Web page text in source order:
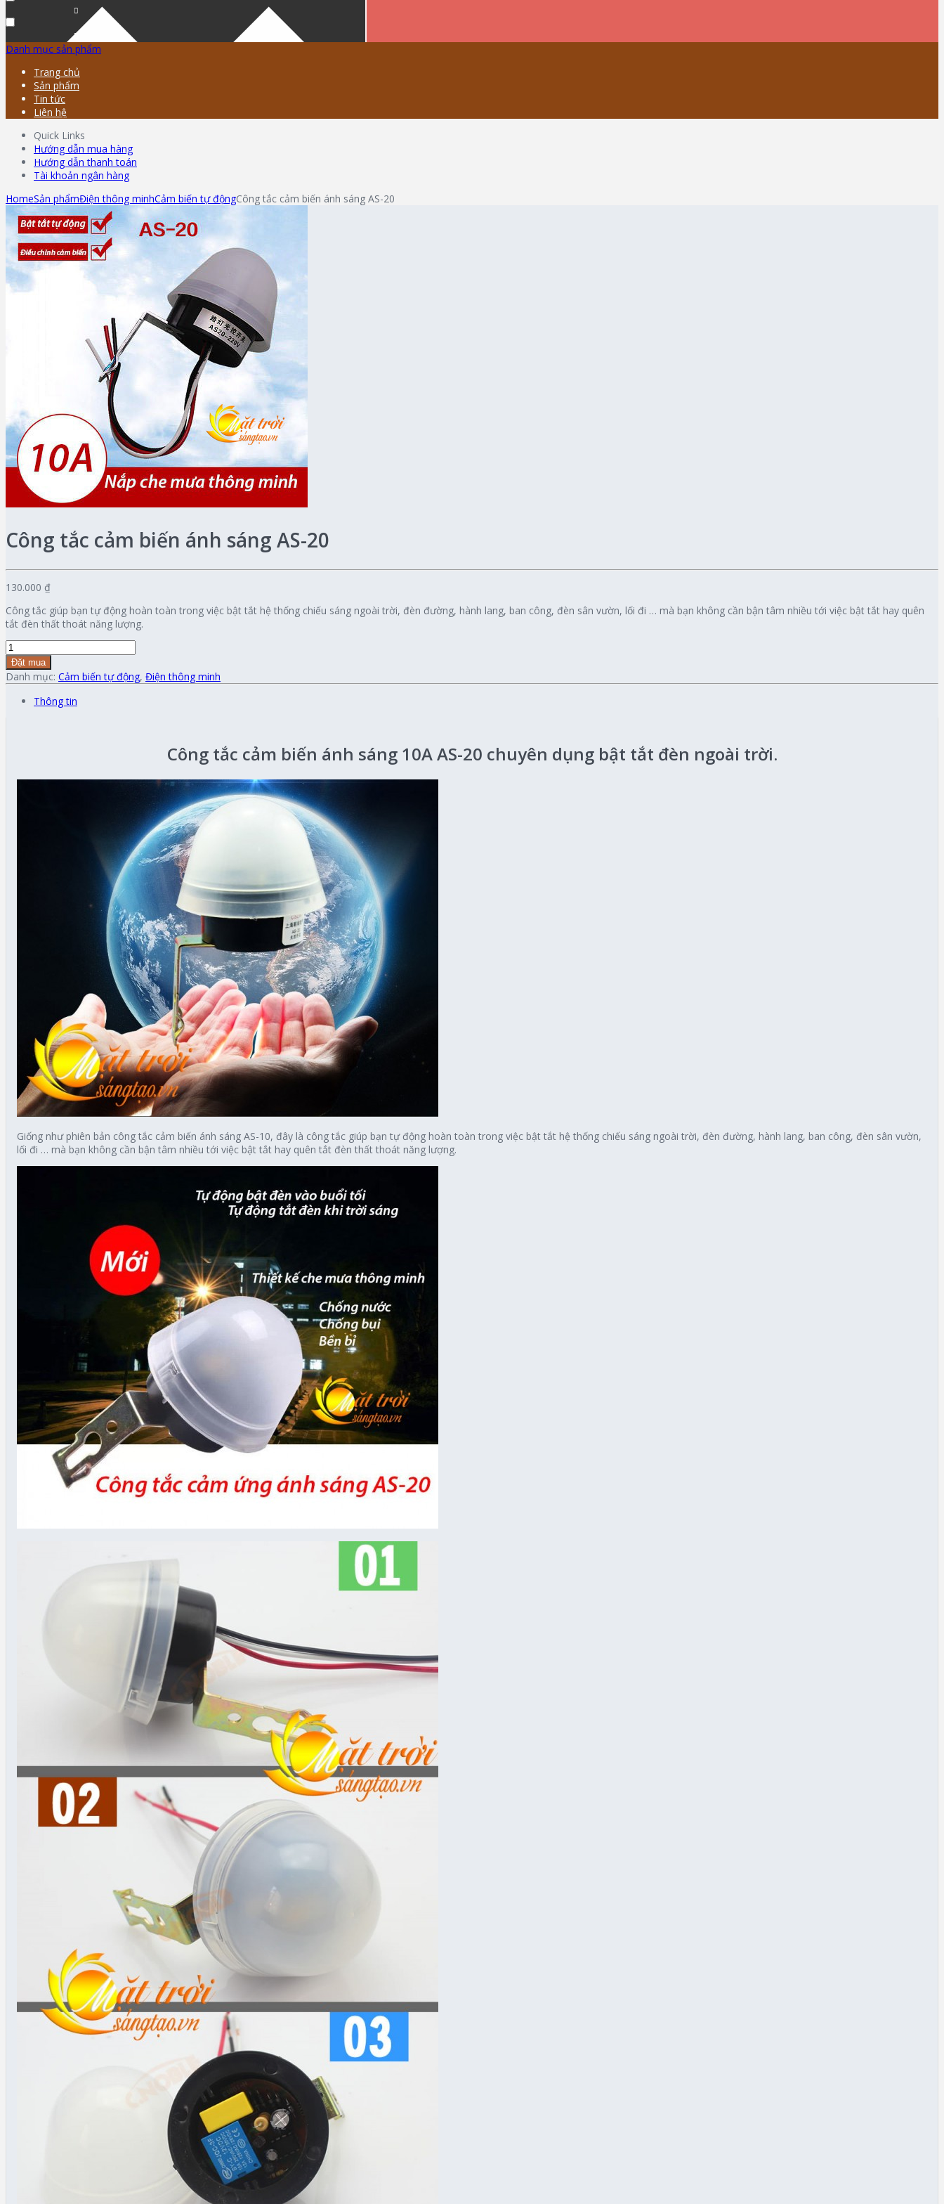
Danh mục sản phẩm
Trang chủ
Sản phẩm
Tin tức
Liên hệ
Quick Links
Hướng dẫn mua hàng
Hướng dẫn thanh toán
Tài khoản ngân hàng
HomeSản phẩmĐiện thông minhCảm biến tự độngCông tắc cảm biến ánh sáng AS-20
Công tắc cảm biến ánh sáng AS-20
130.000 ₫
Công tắc giúp bạn tự động hoàn toàn trong việc bật tắt hệ thống chiếu sáng ngoài trời, đèn đường, hành lang, ban công, đèn sân vườn, lối đi … mà bạn không cần bận tâm nhiều tới việc bật tắt hay quên
tắt đèn thất thoát năng lượng.
Đặt mua
Danh mục: Cảm biến tự động, Điện thông minh
Thông tin
Công tắc cảm biến ánh sáng 10A AS-20 chuyên dụng bật tắt đèn ngoài trời.
Giống như phiên bản công tắc cảm biến ánh sáng AS-10, đây là công tắc giúp bạn tự động hoàn toàn trong việc bật tắt hệ thống chiếu sáng ngoài trời, đèn đường, hành lang, ban công, đèn sân vườn,
lối đi … mà bạn không cần bận tâm nhiều tới việc bật tắt hay quên tắt đèn thất thoát năng lượng.